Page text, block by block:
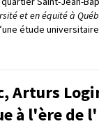
et en équité à
étude universitaire
Arturs
à l'ère de